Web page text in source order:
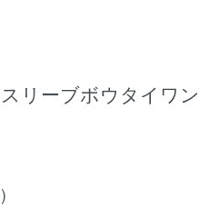
リーブボウタイワン